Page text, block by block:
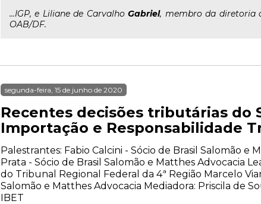
...IGP, e Liliane de CarvalhoGabriel, membro da diretoria
OAB/DF.
segunda-feira, 15 de junho de 2020
Recentes decisões tributárias do
Importação e Responsabilidade
Palestrantes: Fabio Calcini - Sócio de Brasil Salomão e
Prata - Sócio de Brasil Salomão e Matthes Advocacia
do Tribunal Regional Federal da 4ª Região Marcelo
Salomão e Matthes Advocacia Mediadora: Priscila de
IBET